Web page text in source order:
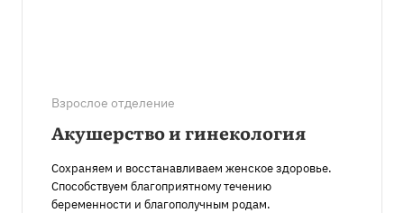
Взрослое отделение
Акушерство и гинекология
Сохраняем и восстанавливаем женское здоровье.
Cпособствуем благоприятному течению
беременности и благополучным родам.